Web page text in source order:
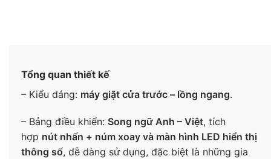
Tổng quan thiết kế
– Kiểu dáng: máy giặt cửa trước – lồng ngang.
– Bảng điều khiển: Song ngữ Anh – Việt, tích
hợp nút nhấn + núm xoay và màn hình LED hiển thị
thông số, dễ dàng sử dụng, đặc biệt là những gia